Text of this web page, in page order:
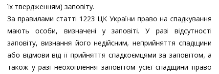
їх твердженням) заповіту.
За правилами статті 1223 ЦК України право на спадкування
мають особи, визначені у заповіті. У разі відсутності
заповіту, визнання його недійсним, неприйняття спадщини
або відмови від її прийняття спадкоємцями за заповітом, а
також у разі неохоплення заповітом усієї спадщини право